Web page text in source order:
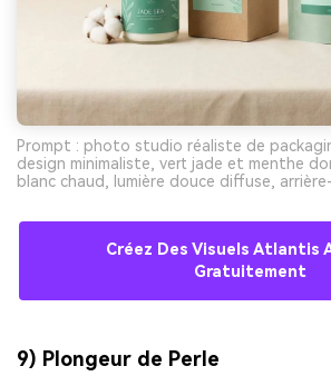
Prompt : photo studio réaliste de
design minimaliste, vert jade et menthe
blanc chaud, lumière douce diffuse,
Créez Des Visuels Atlantis
Gratuitement
9) Plongeur de Perle